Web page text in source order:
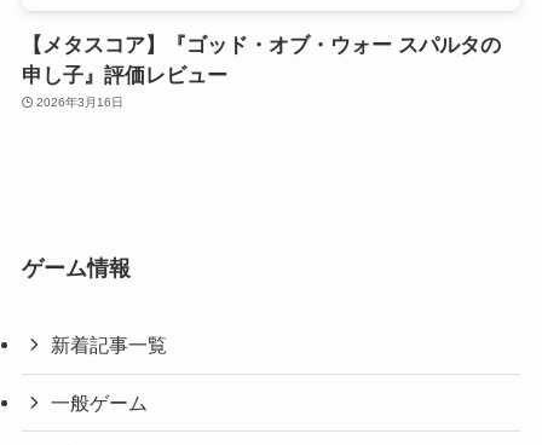
【メタスコア】『ゴッド・オブ・ウォー スパルタの
申し子』評価レビュー
2026年3月16日
ゲーム情報
新着記事一覧
一般ゲーム